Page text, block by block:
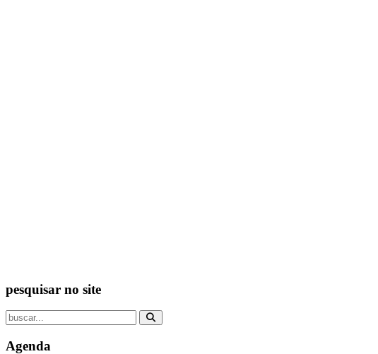
pesquisar no site
Agenda